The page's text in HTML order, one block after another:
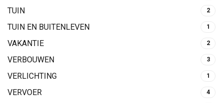
TUIN 2
TUIN EN BUITENLEVEN 1
VAKANTIE 2
VERBOUWEN 3
VERLICHTING 1
VERVOER 4